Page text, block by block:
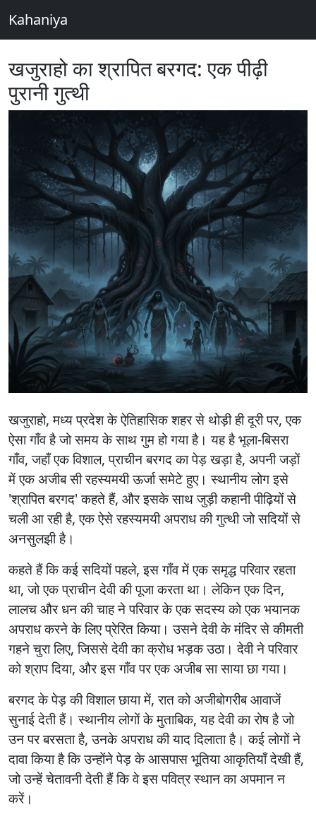
Kahaniya
खजुराहो का श्रापित बरगद: एक पीढ़ी
पुरानी गुत्थी
खजुराहो, मध्य प्रदेश के ऐतिहासिक शहर से थोड़ी ही दूरी पर, एक
ऐसा गाँव है जो समय के साथ गुम हो गया है। यह है भूला-बिसरा
गाँव, जहाँ एक विशाल, प्राचीन बरगद का पेड़ खड़ा है, अपनी जड़ों
में एक अजीब सी रहस्यमयी ऊर्जा समेटे हुए। स्थानीय लोग इसे
'श्रापित बरगद' कहते हैं, और इसके साथ जुड़ी कहानी पीढ़ियों से
चली आ रही है, एक ऐसे रहस्यमयी अपराध की गुत्थी जो सदियों से
अनसुलझी है।
कहते हैं कि कई सदियों पहले, इस गाँव में एक समृद्ध परिवार रहता
था, जो एक प्राचीन देवी की पूजा करता था। लेकिन एक दिन,
लालच और धन की चाह ने परिवार के एक सदस्य को एक भयानक
अपराध करने के लिए प्रेरित किया। उसने देवी के मंदिर से कीमती
गहने चुरा लिए, जिससे देवी का क्रोध भड़क उठा। देवी ने परिवार
को श्राप दिया, और इस गाँव पर एक अजीब सा साया छा गया।
बरगद के पेड़ की विशाल छाया में, रात को अजीबोगरीब आवाजें
सुनाई देती हैं। स्थानीय लोगों के मुताबिक, यह देवी का रोष है जो
उन पर बरसता है, उनके अपराध की याद दिलाता है। कई लोगों ने
दावा किया है कि उन्होंने पेड़ के आसपास भूतिया आकृतियाँ देखी हैं,
जो उन्हें चेतावनी देती हैं कि वे इस पवित्र स्थान का अपमान न
करें।